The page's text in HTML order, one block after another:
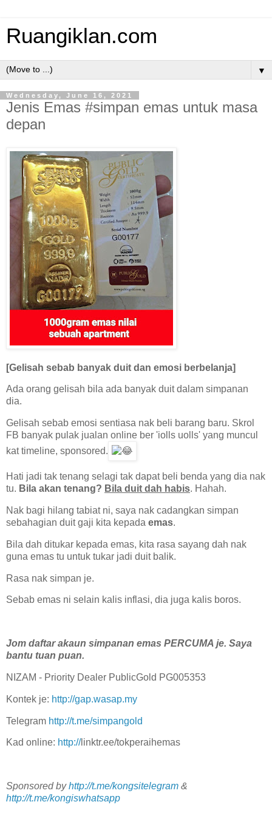
Ruangiklan.com
▼
Wednesday, June 16, 2021
Jenis Emas #simpan emas untuk masa
depan
[Gelisah sebab banyak duit dan emosi berbelanja]
Ada orang gelisah bila ada banyak duit dalam simpanan
dia.
Gelisah sebab emosi sentiasa nak beli barang baru. Skrol
FB banyak pulak jualan online ber 'iolls uolls' yang muncul
kat timeline, sponsored.
Hati jadi tak tenang selagi tak dapat beli benda yang dia nak
tu. Bila akan tenang? Bila duit dah habis. Hahah.
Nak bagi hilang tabiat ni, saya nak cadangkan simpan
sebahagian duit gaji kita kepada emas.
Bila dah ditukar kepada emas, kita rasa sayang dah nak
guna emas tu untuk tukar jadi duit balik.
Rasa nak simpan je.
Sebab emas ni selain kalis inflasi, dia juga kalis boros.
Jom daftar akaun simpanan emas PERCUMA je. Saya
bantu tuan puan.
NIZAM - Priority Dealer PublicGold PG005353
Kontek je: http://gap.wasap.my
Telegram http://t.me/simpangold
Kad online: http://linktr.ee/tokperaihemas
Sponsored byhttp://t.me/kongsitelegram &
http://t.me/kongiswhatsapp